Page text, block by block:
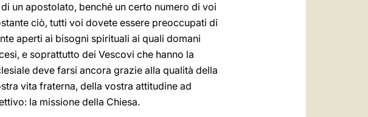
un apostolato, benché un certo numero di voi
ciò, tutti voi dovete essere preoccupati di
aperti ai bisogni spirituali ai quali domani
e soprattutto dei Vescovi che hanno la
deve farsi ancora grazie alla qualità della
vita fraterna, della vostra attitudine ad
la missione della Chiesa.